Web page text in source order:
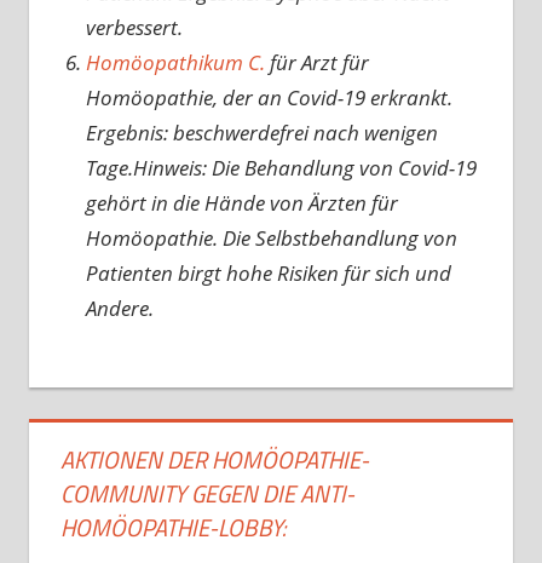
verbessert.
Homöopathikum C. für Arzt für
Homöopathie, der an Covid-19 erkrankt.
Ergebnis: beschwerdefrei nach wenigen
Tage.Hinweis: Die Behandlung von Covid-19
gehört in die Hände von Ärzten für
Homöopathie. Die Selbstbehandlung von
Patienten birgt hohe Risiken für sich und
Andere.
AKTIONEN DER HOMÖOPATHIE-
COMMUNITY GEGEN DIE ANTI-
HOMÖOPATHIE-LOBBY: